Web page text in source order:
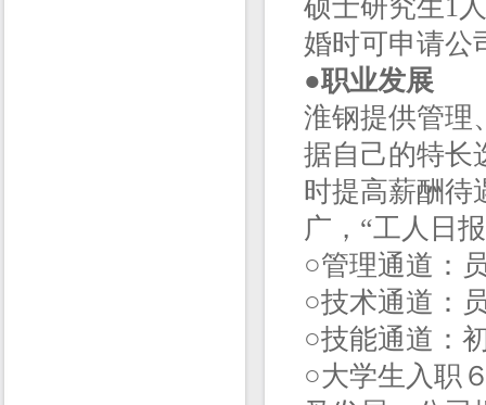
硕士研究生1
婚时可申请公
●职业发展
淮钢提供管理
据自己的特长
时提高薪酬待
广，“工人日
○管理通道：
○技术通道：
○技能通道：
○大学生入职